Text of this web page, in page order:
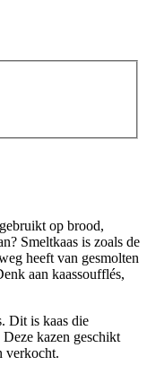
op brood,
Smeltkaas is zoals de
heeft van gesmolten
aan kaassoufflés,
Dit is kaas die
kazen geschikt
verkocht.